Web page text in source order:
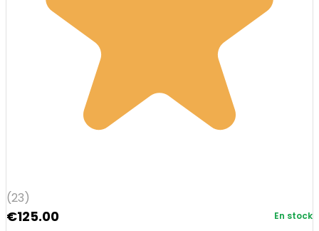
(23)
€125.00 En stock